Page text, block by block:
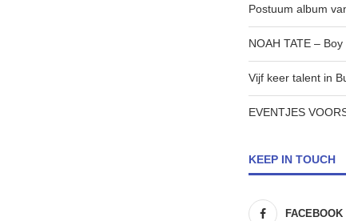
Postuum album
NOAH TATE – Boy
Vijf keer talent in
EVENTJES
KEEP IN TOUCH
FACEBOOK